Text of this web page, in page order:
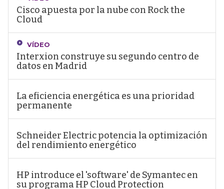
Cisco apuesta por la nube con Rock the
Cloud
VÍDEO
Interxion construye su segundo centro de
datos en Madrid
La eficiencia energética es una prioridad
permanente
Schneider Electric potencia la optimización
del rendimiento energético
HP introduce el 'software' de Symantec en
su programa HP Cloud Protection